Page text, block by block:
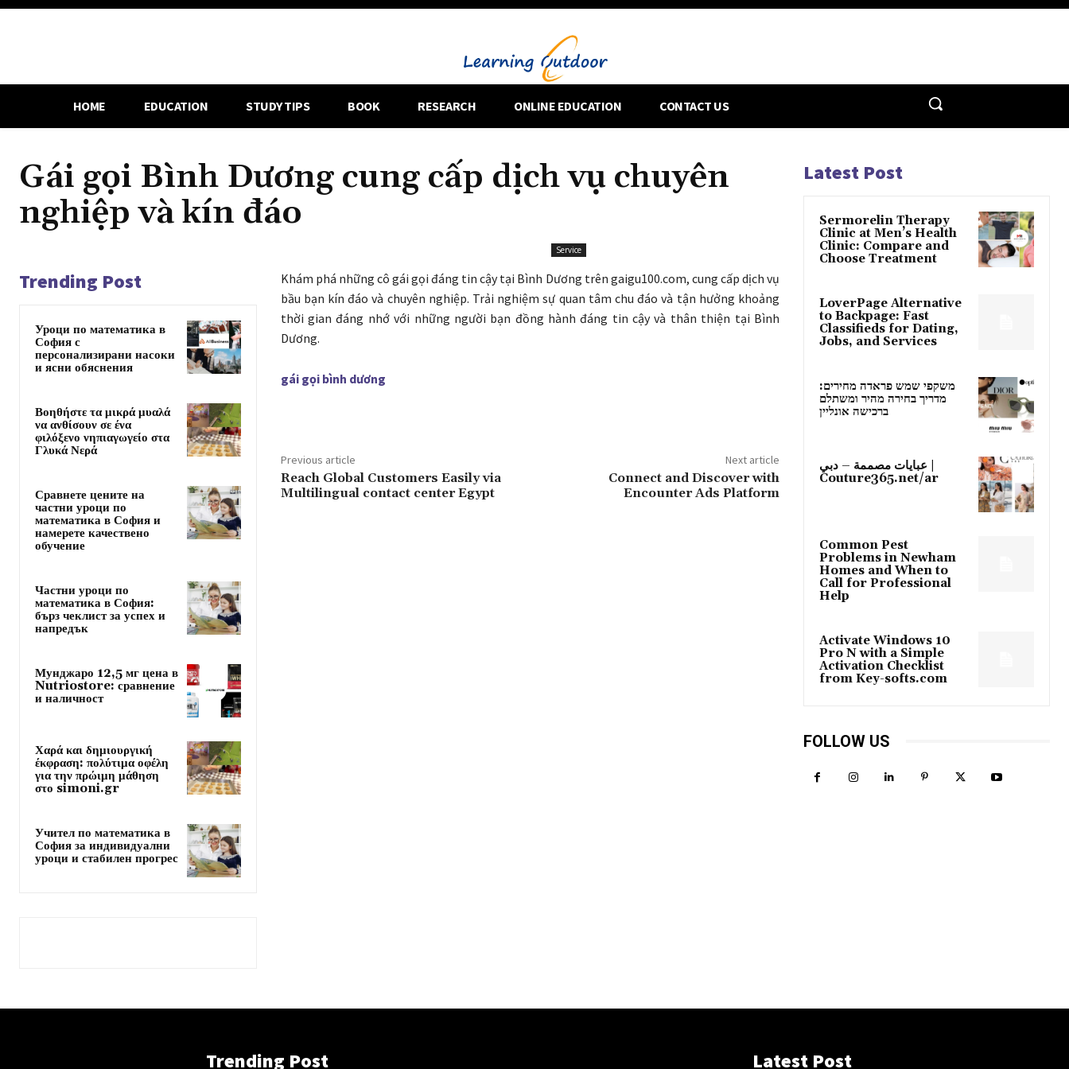
HOME EDUCATION STUDY TIPS BOOK RESEARCH ONLINE EDUCATION CONTACT US
Gái gọi Bình Dương cung cấp dịch vụ chuyên
nghiệp và kín đáo
Service
Trending Post
Уроци по математика в
София с
персонализирани насоки
и ясни обяснения
Βοηθήστε τα μικρά μυαλά
να ανθίσουν σε ένα
φιλόξενο νηπιαγωγείο στα
Γλυκά Νερά
Сравнете цените на
частни уроци по
математика в София и
намерете качествено
обучение
Частни уроци по
математика в София:
бърз чеклист за успех и
напредък
Мунджаро 12,5 мг цена в
Nutriostore: сравнение
и наличност
Χαρά και δημιουργική
έκφραση: πολύτιμα οφέλη
για την πρώιμη μάθηση
στο simoni.gr
Учител по математика в
София за индивидуални
уроци и стабилен прогрес
Khám phá những cô gái gọi đáng tin cậy tại Bình Dương trên gaigu100.com, cung cấp dịch vụ
bầu bạn kín đáo và chuyên nghiệp. Trải nghiệm sự quan tâm chu đáo và tận hưởng khoảng
thời gian đáng nhớ với những người bạn đồng hành đáng tin cậy và thân thiện tại Bình
Dương.
gái gọi bình dương
Previous article
Reach Global Customers Easily via
Multilingual contact center Egypt
Next article
Connect and Discover with
Encounter Ads Platform
Latest Post
Sermorelin Therapy
Clinic at Men’s Health
Clinic: Compare and
Choose Treatment
LoverPage Alternative
to Backpage: Fast
Classifieds for Dating,
Jobs, and Services
משקפי שמש פראדה מחירים:
מדריך בחירה מהיר ומשתלם
ברכישה אונליין
عبايات مصممة – دبي |
Couture365.net/ar
Common Pest
Problems in Newham
Homes and When to
Call for Professional
Help
Activate Windows 10
Pro N with a Simple
Activation Checklist
from Key-softs.com
FOLLOW US
Trending Post Latest Post